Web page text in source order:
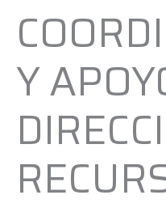
Y
Y
APOYO
A
LA
DIRECCIÓN
DE
RECURSOS